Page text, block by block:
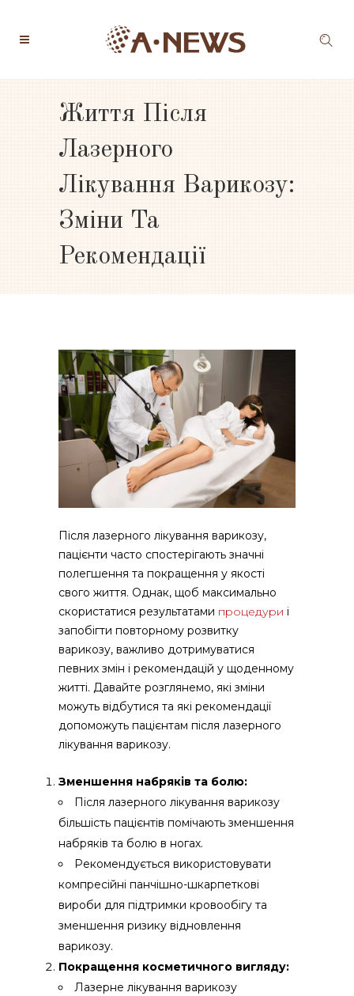
Життя Після
Лазерного
Лікування Варикозу:
Зміни Та
Рекомендації
Після лазерного лікування варикозу,
пацієнти часто спостерігають значні
полегшення та покращення у якості
свого життя. Однак, щоб максимально
скористатися результатами процедури і
запобігти повторному розвитку
варикозу, важливо дотримуватися
певних змін і рекомендацій у щоденному
житті. Давайте розглянемо, які зміни
можуть відбутися та які рекомендації
допоможуть пацієнтам після лазерного
лікування варикозу.
Зменшення набряків та болю:
Після лазерного лікування варикозу
більшість пацієнтів помічають зменшення
набряків та болю в ногах.
Рекомендується використовувати
компресійні панчішно-шкарпеткові
вироби для підтримки кровообігу та
зменшення ризику відновлення
варикозу.
Покращення косметичного вигляду:
Лазерне лікування варикозу